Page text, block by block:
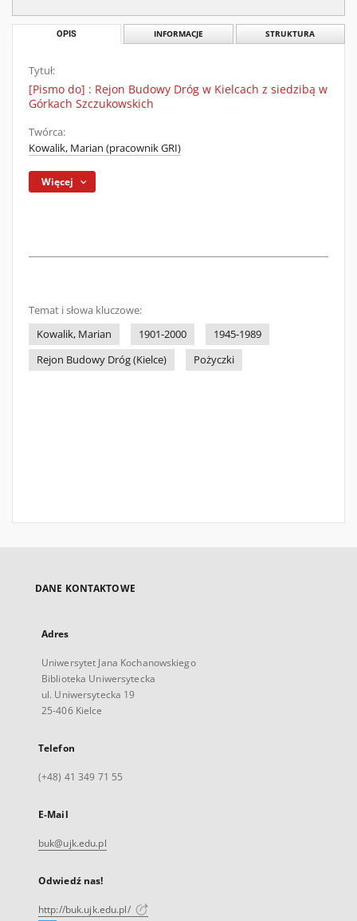
OPIS INFORMACJE STRUKTURA
Tytuł:
[Pismo do] : Rejon Budowy Dróg w Kielcach z siedzibą w
Górkach Szczukowskich
Twórca:
Kowalik, Marian (pracownik GRI)
Więcej
Temat i słowa kluczowe:
Kowalik, Marian
1901-2000
1945-1989
Rejon Budowy Dróg (Kielce)
Pożyczki
DANE KONTAKTOWE
Adres
Uniwersytet Jana Kochanowskiego
Biblioteka Uniwersytecka
ul. Uniwersytecka 19
25-406 Kielce
Telefon
(+48) 41 349 71 55
E-Mail
buk@ujk.edu.pl
Odwiedź nas!
http://buk.ujk.edu.pl/